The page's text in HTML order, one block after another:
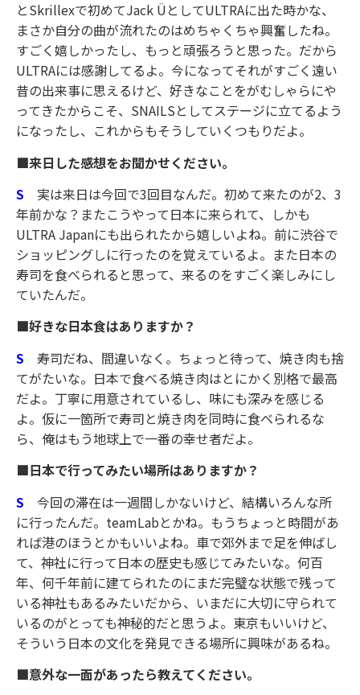
とSkrillexで初めてJack ÜとしてULTRAに出た時かな、
まさか自分の曲が流れたのはめちゃくちゃ興奮したね。
すごく嬉しかったし、もっと頑張ろうと思った。だから
ULTRAには感謝してるよ。今になってそれがすごく遠い
昔の出来事に思えるけど、好きなことをがむしゃらにや
ってきたからこそ、SNAILSとしてステージに立てるよう
になったし、これからもそうしていくつもりだよ。
■来日した感想をお聞かせください。
S 実は来日は今回で3回目なんだ。初めて来たのが2、3
年前かな？またこうやって日本に来られて、しかも
ULTRA Japanにも出られたから嬉しいよね。前に渋谷で
ショッピングしに行ったのを覚えているよ。また日本の
寿司を食べられると思って、来るのをすごく楽しみにし
ていたんだ。
■好きな日本食はありますか？
S 寿司だね、間違いなく。ちょっと待って、焼き肉も捨
てがたいな。日本で食べる焼き肉はとにかく別格で最高
だよ。丁寧に用意されているし、味にも深みを感じる
よ。仮に一箇所で寿司と焼き肉を同時に食べられるな
ら、俺はもう地球上で一番の幸せ者だよ。
■日本で行ってみたい場所はありますか？
S 今回の滞在は一週間しかないけど、結構いろんな所
に行ったんだ。teamLabとかね。もうちょっと時間があ
れば港のほうとかもいいよね。車で郊外まで足を伸ばし
て、神社に行って日本の歴史も感じてみたいな。何百
年、何千年前に建てられたのにまだ完璧な状態で残って
いる神社もあるみたいだから、いまだに大切に守られて
いるのがとっても神秘的だと思うよ。東京もいいけど、
そういう日本の文化を発見できる場所に興味があるね。
■意外な一面があったら教えてください。